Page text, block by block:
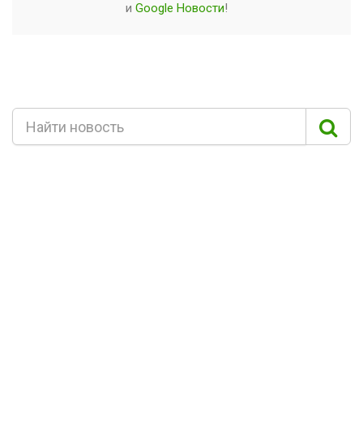
и Google Новости!